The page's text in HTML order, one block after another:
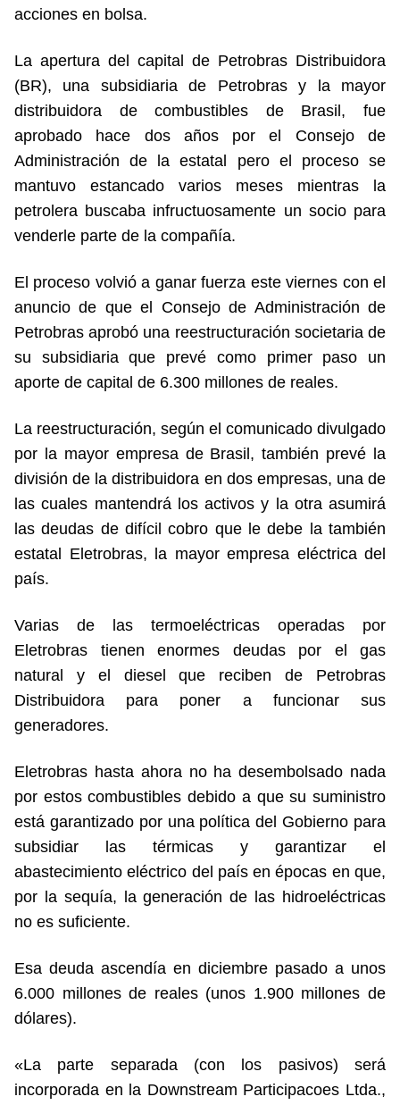
acciones en bolsa.
La apertura del capital de Petrobras Distribuidora
(BR), una subsidiaria de Petrobras y la mayor
distribuidora de combustibles de Brasil, fue
aprobado hace dos años por el Consejo de
Administración de la estatal pero el proceso se
mantuvo estancado varios meses mientras la
petrolera buscaba infructuosamente un socio para
venderle parte de la compañía.
El proceso volvió a ganar fuerza este viernes con el
anuncio de que el Consejo de Administración de
Petrobras aprobó una reestructuración societaria de
su subsidiaria que prevé como primer paso un
aporte de capital de 6.300 millones de reales.
La reestructuración, según el comunicado divulgado
por la mayor empresa de Brasil, también prevé la
división de la distribuidora en dos empresas, una de
las cuales mantendrá los activos y la otra asumirá
las deudas de difícil cobro que le debe la también
estatal Eletrobras, la mayor empresa eléctrica del
país.
Varias de las termoeléctricas operadas por
Eletrobras tienen enormes deudas por el gas
natural y el diesel que reciben de Petrobras
Distribuidora para poner a funcionar sus
generadores.
Eletrobras hasta ahora no ha desembolsado nada
por estos combustibles debido a que su suministro
está garantizado por una política del Gobierno para
subsidiar las térmicas y garantizar el
abastecimiento eléctrico del país en épocas en que,
por la sequía, la generación de las hidroeléctricas
no es suficiente.
Esa deuda ascendía en diciembre pasado a unos
6.000 millones de reales (unos 1.900 millones de
dólares).
«La parte separada (con los pasivos) será
incorporada en la Downstream Participacoes Ltda.,